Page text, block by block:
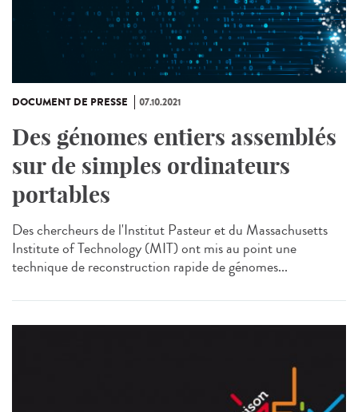
DOCUMENT DE PRESSE 07.10.2021
Des génomes entiers assemblés
sur de simples ordinateurs
portables
Des chercheurs de l'Institut Pasteur et du Massachusetts
Institute of Technology (MIT) ont mis au point une
technique de reconstruction rapide de génomes...